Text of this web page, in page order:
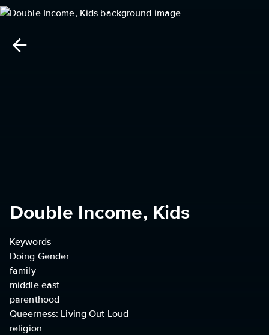
Double Income, Kids
Keywords
Doing Gender
family
middle east
parenthood
Queerness: Living Out Loud
religion